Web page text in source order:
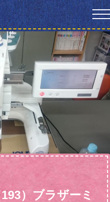
）ブラザーミ